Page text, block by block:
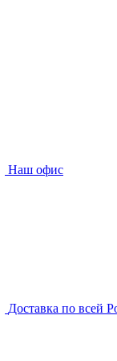
Наш офис
Доставка по всей